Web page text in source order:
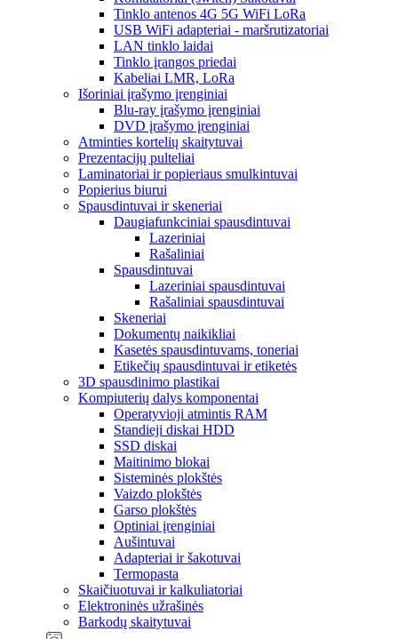
Tinklo antenos 4G 5G WiFi LoRa
USB WiFi adapteriai - maršrutizatoriai
LAN tinklo laidai
Tinklo įrangos priedai
Kabeliai LMR, LoRa
Išoriniai įrašymo įrenginiai
Blu-ray įrašymo įrenginiai
DVD įrašymo įrenginiai
Atminties kortelių skaitytuvai
Prezentacijų pulteliai
Laminatoriai ir popieriaus smulkintuvai
Popierius biurui
Spausdintuvai ir skeneriai
Daugiafunkciniai spausdintuvai
Lazeriniai
Rašaliniai
Spausdintuvai
Lazeriniai spausdintuvai
Rašaliniai spausdintuvai
Skeneriai
Dokumentų naikikliai
Kasetės spausdintuvams, toneriai
Etikečių spausdintuvai ir etiketės
3D spausdinimo plastikai
Kompiuterių dalys komponentai
Operatyvioji atmintis RAM
Standieji diskai HDD
SSD diskai
Maitinimo blokai
Sisteminės plokštės
Vaizdo plokštės
Garso plokštės
Optiniai įrenginiai
Aušintuvai
Adapteriai ir šakotuvai
Termopasta
Skaičiuotuvai ir kalkuliatoriai
Elektroninės užrašinės
Barkodų skaitytuvai